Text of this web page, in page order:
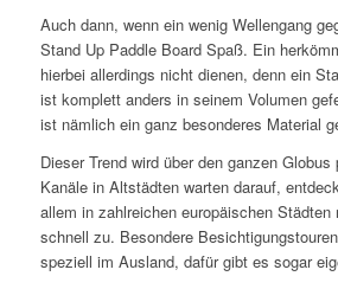
Auch dann, wenn ein wenig Wellengang
Stand Up Paddle Board Spaß. Ein
hierbei allerdings nicht dienen, denn ein
ist komplett anders in seinem Volumen
ist nämlich ein ganz besonderes Material
Dieser Trend wird über den ganzen
Kanäle in Altstädten warten darauf,
allem in zahlreichen europäischen Städten
schnell zu. Besondere
speziell im Ausland, dafür gibt es sogar